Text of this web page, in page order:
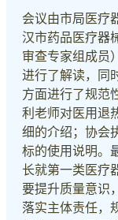
会议由市局医疗
汉市药品医疗器
审查专家组成员
进行了解读，同
方面进行了规范
利老师对医用退
细的介绍；协会
标的使用说明。
长就第一类医疗
要提升质量意识
落实主体责任，